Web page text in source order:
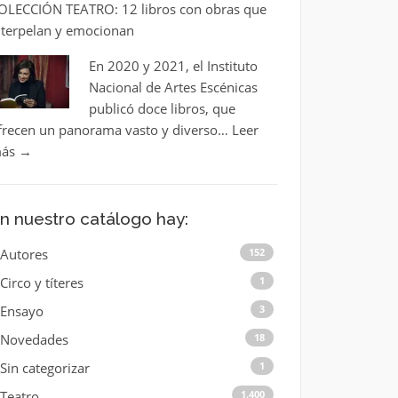
TEATRO: 12 libros con obras que
y emocionan
En 2020 y 2021, el Instituto
Nacional de Artes Escénicas
publicó doce libros, que
un panorama vasto y diverso… Leer
→
nuestro catálogo hay:
Autores 152
Circo y títeres 1
Ensayo 3
Novedades 18
Sin categorizar 1
1.400